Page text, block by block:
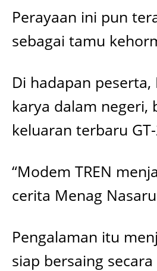
Perayaan ini pun
sebagai tamu
Di hadapan
karya dalam negeri,
keluaran terbaru
“Modem TREN
cerita Menag
Pengalaman itu
siap bersaing